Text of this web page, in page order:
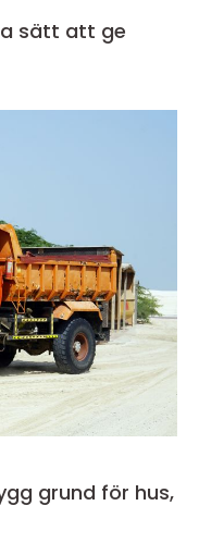
grund för hus,